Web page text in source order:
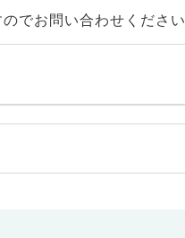
でお問い合わせください